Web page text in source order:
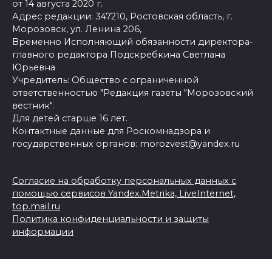
от 14 августа 2020 г.
Адрес редакции: 347210, Ростовская область, г.
Морозовск, ул. Ленина 206,
Временно Исполняющий обязанности директора-
главного редактора Подскребкина Светлана
Юрьевна
Учредитель: Общество с ограниченной
ответственностью "Редакция газеты "Морозовский
вестник".
Для детей старше 16 лет.
Контактные данные для Роскомнадзора и
государственных органов: morozvest@yandex.ru
Согласие на обработку персональных данных с
помощью сервисов Yandex.Metrika, LiveInternet,
top.mail.ru
Политика конфиденциальности и защиты
информации